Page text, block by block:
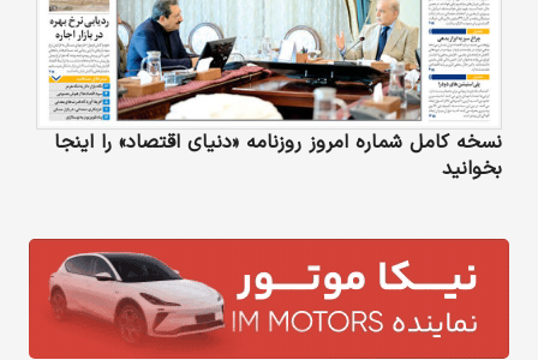
نسخه کامل شماره امروز روزنامه «دنیای‌ اقتصاد» را اینجا
بخوانید